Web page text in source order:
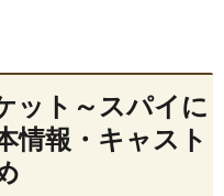
ット～スパイに
情報・キャスト